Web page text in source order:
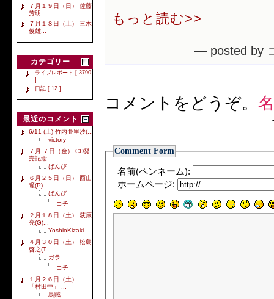
７月１９日（日） 佐藤
芳明...
７月１８日（土） 三木
俊雄...
カテゴリー
ライブレポート [ 3790
]
日記 [ 12 ]
最近のコメント
6/11 (土) 竹内亜里沙(...
victory
７月 ７日（金） CD発
売記念...
ばんび
６月２５日（日） 西山
瞳(P)...
ばんび
コチ
２月１８日（土） 荻原
亮(G)...
YoshioKizaki
４月３０日（土） 松島
啓之(T...
ガラ
コチ
１月２６日（土）
「村田中」 ...
烏賊
もっと読む>>
— posted by
コメントをどうぞ。
Comment Form
名前(ペンネーム):
ホームページ: